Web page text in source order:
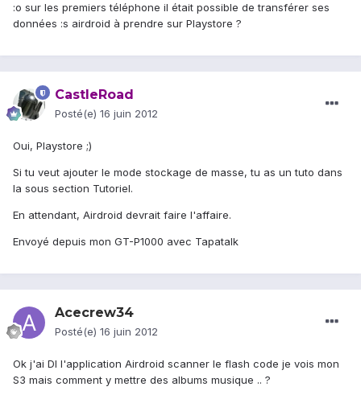
:o sur les premiers téléphone il était possible de transférer ses
données :s airdroid à prendre sur Playstore ?
CastleRoad
Posté(e) 16 juin 2012
Oui, Playstore ;)
Si tu veut ajouter le mode stockage de masse, tu as un tuto dans
la sous section Tutoriel.
En attendant, Airdroid devrait faire l'affaire.
Envoyé depuis mon GT-P1000 avec Tapatalk
Acecrew34
Posté(e) 16 juin 2012
Ok j'ai Dl l'application Airdroid scanner le flash code je vois mon
S3 mais comment y mettre des albums musique .. ?